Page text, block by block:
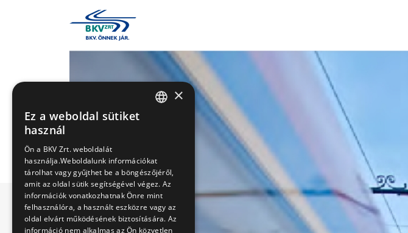
×
Ez a weboldal sütiket
használ
Ön a BKV Zrt. weboldalát
használja.Weboldalunk információkat
tárolhat vagy gyűjthet be a böngészőjéről,
amit az oldal sütik segítségével végez. Az
információk vonatkozhatnak Önre mint
felhasználóra, a használt eszközre vagy az
oldal elvárt működésének biztosítására. Az
információ nem alkalmas az Ön közvetlen